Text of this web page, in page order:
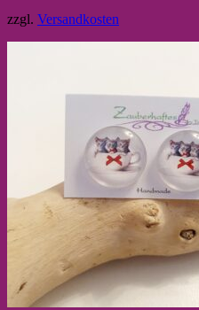
zzgl. Versandkosten